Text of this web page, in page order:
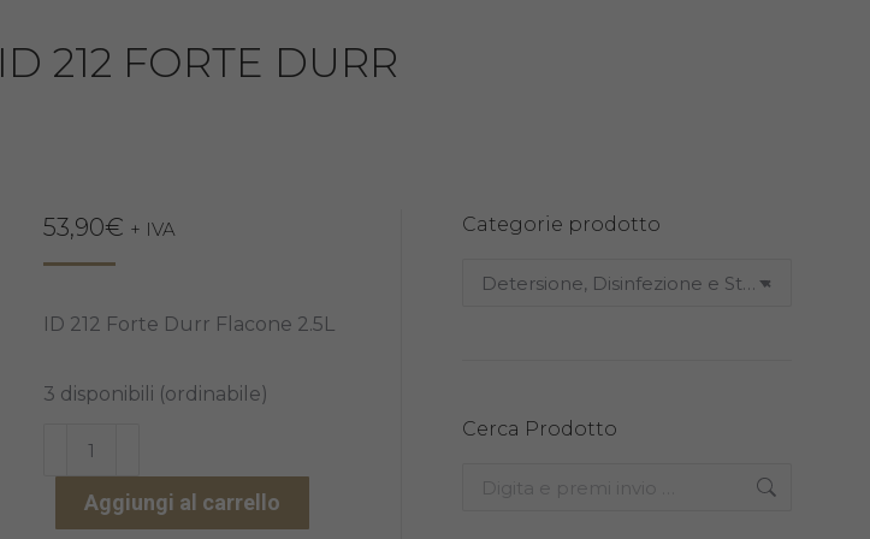
ID 212 FORTE DURR
53,90€ + IVA
ID 212 Forte Durr Flacone 2.5L
3 disponibili (ordinabile)
212
FORTEAggiungi al carrello
Categorie prodotto
×
Detersione, Disinfezione e Sterilizzazione (18)
Cerca Prodotto